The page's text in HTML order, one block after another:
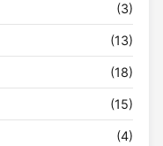
(3)
(13)
(18)
(15)
(4)